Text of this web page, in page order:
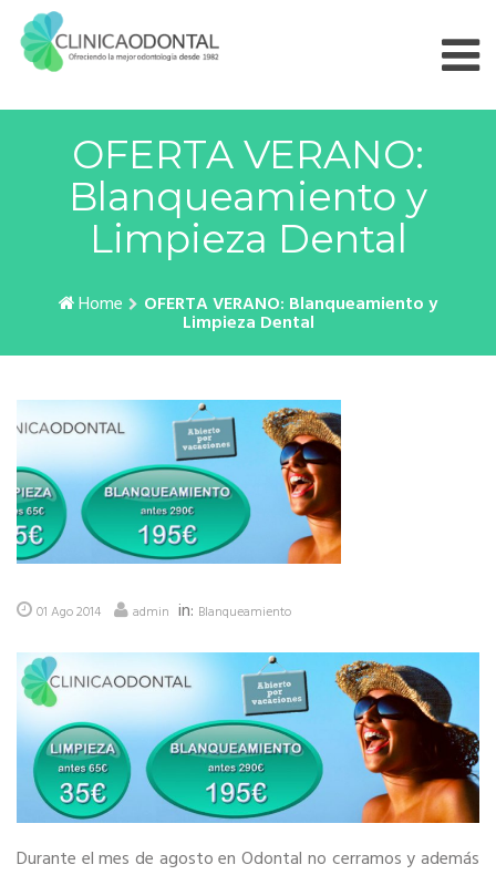
content
OFERTA VERANO:
Blanqueamiento y
Limpieza Dental
Home OFERTA VERANO: Blanqueamiento y
Limpieza Dental
01 Ago 2014 admin in: Blanqueamiento
Durante el mes de agosto en Odontal no cerramos y además